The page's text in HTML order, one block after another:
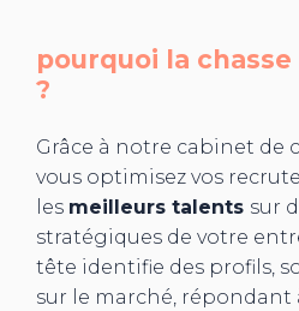
pourquoi la
?
Grâce à notre cabinet de
vous optimisez vos
les meilleurs talents sur
stratégiques de votre
tête identifie des profils,
sur le marché, répondant